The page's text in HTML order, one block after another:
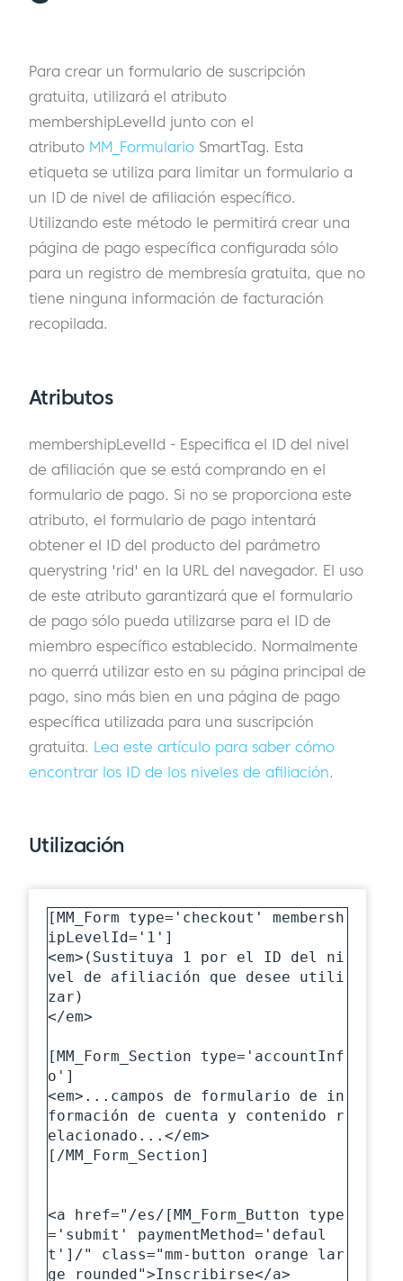
Para crear un formulario de suscripción
gratuita, utilizará el atributo
membershipLevelId junto con el
atributo MM_Formulario SmartTag. Esta
etiqueta se utiliza para limitar un formulario a
un ID de nivel de afiliación específico.
Utilizando este método le permitirá crear una
página de pago específica configurada sólo
para un registro de membresía gratuita, que no
tiene ninguna información de facturación
recopilada.
Atributos
membershipLevelId - Especifica el ID del nivel
de afiliación que se está comprando en el
formulario de pago. Si no se proporciona este
atributo, el formulario de pago intentará
obtener el ID del producto del parámetro
querystring 'rid' en la URL del navegador. El uso
de este atributo garantizará que el formulario
de pago sólo pueda utilizarse para el ID de
miembro específico establecido. Normalmente
no querrá utilizar esto en su página principal de
pago, sino más bien en una página de pago
específica utilizada para una suscripción
gratuita. Lea este artículo para saber cómo
encontrar los ID de los niveles de afiliación.
Utilización
[MM_Form type='checkout' membersh
ipLevelId='1']
<em>(Sustituya 1 por el ID del ni
vel de afiliación que desee utili
zar)
</em>
[MM_Form_Section type='accountInf
o']
<em>...campos de formulario de in
formación de cuenta y contenido r
elacionado...</em>
[/MM_Form_Section]
<a href="/es/[MM_Form_Button type
='submit' paymentMethod='defaul
t']/" class="mm-button orange lar
ge rounded">Inscribirse</a>